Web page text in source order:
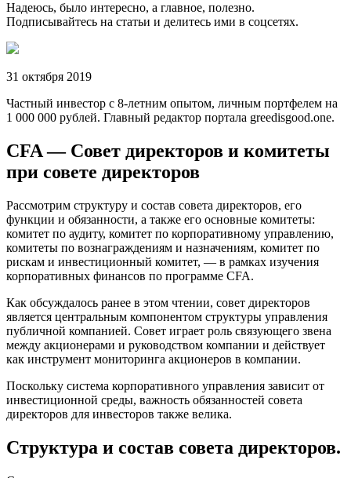
Надеюсь, было интересно, а главное, полезно.
Подписывайтесь на статьи и делитесь ими в соцсетях.
31 октября 2019
Частный инвестор с 8-летним опытом, личным портфелем на
1 000 000 рублей. Главный редактор портала greedisgood.one.
CFA — Совет директоров и комитеты
при совете директоров
Рассмотрим структуру и состав совета директоров, его
функции и обязанности, а также его основные комитеты:
комитет по аудиту, комитет по корпоративному управлению,
комитеты по вознаграждениям и назначениям, комитет по
рискам и инвестиционный комитет, — в рамках изучения
корпоративных финансов по программе CFA.
Как обсуждалось ранее в этом чтении, совет директоров
является центральным компонентом структуры управления
публичной компанией. Совет играет роль связующего звена
между акционерами и руководством компании и действует
как инструмент мониторинга акционеров в компании.
Поскольку система корпоративного управления зависит от
инвестиционной среды, важность обязанностей совета
директоров для инвесторов также велика.
Структура и состав совета директоров.